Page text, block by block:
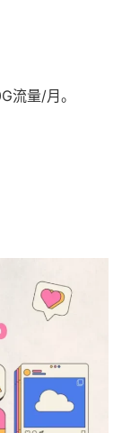
流量/月。